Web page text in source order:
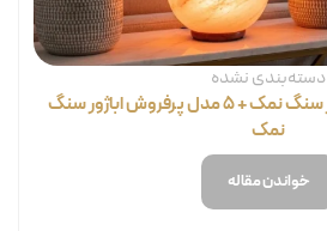
دسته‌بندی نشده
خواص باورنکردنی اباژور سنگ نمک + ۵ مدل پرفروش اباژور سنگ
نمک
خواندن مقاله